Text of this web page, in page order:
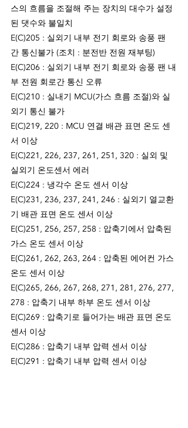
스의 흐름을 조절해 주는 장치의 대수가 설정
된 댓수와 불일치
E(C)205 : 실외기 내부 전기 회로와 송풍 팬
간 통신불가 (조치 : 분전반 전원 재부팅)
E(C)206 : 실외기 내부 전기 회로와 송풍 팬 내
부 전원 회로간 통신 오류
E(C)210 : 실내기 MCU(가스 흐름 조절)와 실
외기 통신 불가
E(C)219, 220 : MCU 연결 배관 표면 온도 센
서 이상
E(C)221, 226, 237, 261, 251, 320 : 실외 및
실외기 온도센서 에러
E(C)224 : 냉각수 온도 센서 이상
E(C)231, 236, 237, 241, 246 : 실외기 열교환
기 배관 표면 온도 센서 이상
E(C)251, 256, 257, 258 : 압축기에서 압축된
가스 온도 센서 이상
E(C)261, 262, 263, 264 : 압축된 에어컨 가스
온도 센서 이상
E(C)265, 266, 267, 268, 271, 281, 276, 277,
278 : 압축기 내부 하부 온도 센서 이상
E(C)269 : 압축기로 들어가는 배관 표면 온도
센서 이상
E(C)286 : 압축기 내부 압력 센서 이상
E(C)291 : 압축기 내부 압력 센서 이상